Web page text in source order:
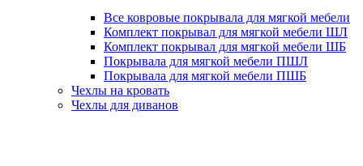
Все ковровые покрывала для мягкой мебели
Комплект покрывал для мягкой мебели ШЛ
Комплект покрывал для мягкой мебели ШБ
Покрывала для мягкой мебели ПШЛ
Покрывала для мягкой мебели ПШБ
Чехлы на кровать
Чехлы для диванов